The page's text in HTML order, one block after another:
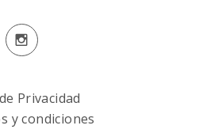
Privacidad
y condiciones